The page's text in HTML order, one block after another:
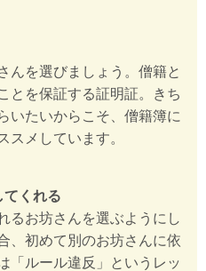
んを選びましょう。僧籍と
とを保証する証明証。きち
いたいからこそ、僧籍簿に
スメしています。
てくれる
るお坊さんを選ぶようにし
、初めて別のお坊さんに依
「ルール違反」というレッ